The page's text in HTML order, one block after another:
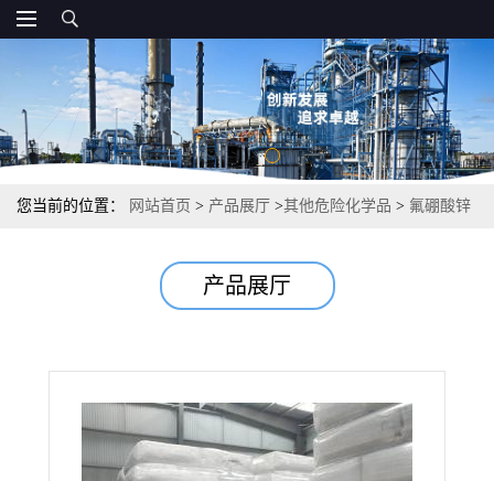
您当前的位置： 网站首页 > 产品展厅 >其他危险化学品 > 氟硼酸锌
产品展厅